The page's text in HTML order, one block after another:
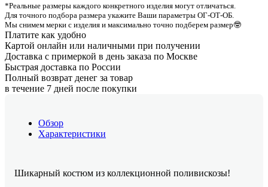
*Реальные размеры каждого конкретного изделия могут отличаться.
Для точного подбора размера укажите Ваши параметры ОГ-ОТ-ОБ.
Мы снимем мерки с изделия и максимально точно подберем размер🤓
Платите как удобно
Картой онлайн или наличными при получении
Доставка с примеркой в день заказа по Москве
Быстрая доставка по России
Полный возврат денег за товар
в течение 7 дней после покупки
Обзор
Характеристики
Шикарный костюм из коллекционной поливискозы!